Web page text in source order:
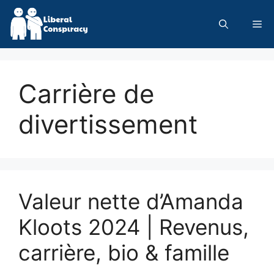
Skip
content
Carrière de
divertissement
Valeur nette d’Amanda
Kloots 2024 | Revenus,
carrière, bio & famille